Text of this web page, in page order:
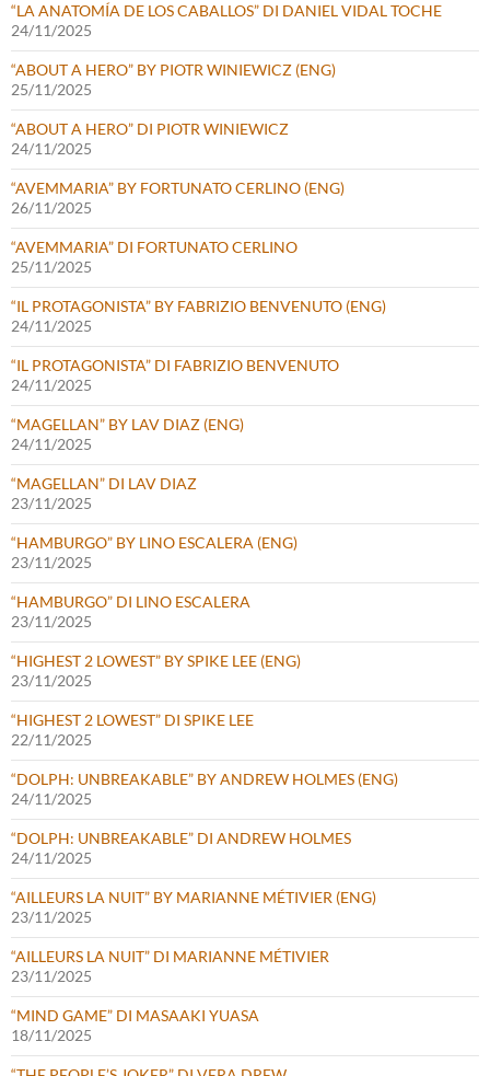
“LA ANATOMÍA DE LOS CABALLOS” DI DANIEL VIDAL TOCHE
24/11/2025
“ABOUT A HERO” BY PIOTR WINIEWICZ (ENG)
25/11/2025
“ABOUT A HERO” DI PIOTR WINIEWICZ
24/11/2025
“AVEMMARIA” BY FORTUNATO CERLINO (ENG)
26/11/2025
“AVEMMARIA” DI FORTUNATO CERLINO
25/11/2025
“IL PROTAGONISTA” BY FABRIZIO BENVENUTO (ENG)
24/11/2025
“IL PROTAGONISTA” DI FABRIZIO BENVENUTO
24/11/2025
“MAGELLAN” BY LAV DIAZ (ENG)
24/11/2025
“MAGELLAN” DI LAV DIAZ
23/11/2025
“HAMBURGO” BY LINO ESCALERA (ENG)
23/11/2025
“HAMBURGO” DI LINO ESCALERA
23/11/2025
“HIGHEST 2 LOWEST” BY SPIKE LEE (ENG)
23/11/2025
“HIGHEST 2 LOWEST” DI SPIKE LEE
22/11/2025
“DOLPH: UNBREAKABLE” BY ANDREW HOLMES (ENG)
24/11/2025
“DOLPH: UNBREAKABLE” DI ANDREW HOLMES
24/11/2025
“AILLEURS LA NUIT” BY MARIANNE MÉTIVIER (ENG)
23/11/2025
“AILLEURS LA NUIT” DI MARIANNE MÉTIVIER
23/11/2025
“MIND GAME” DI MASAAKI YUASA
18/11/2025